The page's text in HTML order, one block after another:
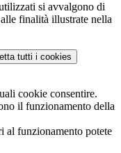
si avvalgono di
finalità illustrate nella
tutti i cookies
cookie consentire.
il funzionamento della
al funzionamento potete